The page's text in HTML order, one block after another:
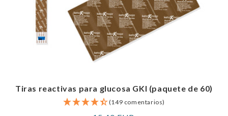
Tiras reactivas para glucosa GKI (paquete de 60)
(149 comentarios)